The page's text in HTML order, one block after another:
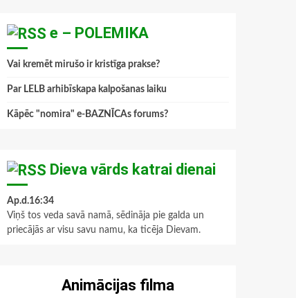
e – POLEMIKA
Vai kremēt mirušo ir kristīga prakse?
Par LELB arhibīskapa kalpošanas laiku
Kāpēc "nomira" e-BAZNĪCAs forums?
Dieva vārds katrai dienai
Ap.d.16:34
Viņš tos veda savā namā, sēdināja pie galda un
priecājās ar visu savu namu, ka ticēja Dievam.
Animācijas filma